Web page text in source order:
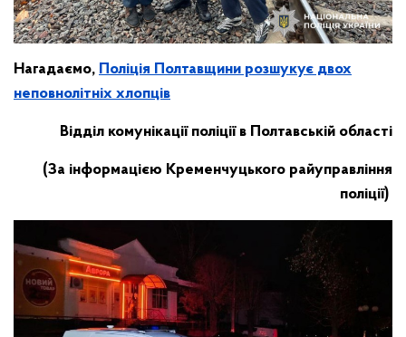
Нагадаємо, Поліція Полтавщини розшукує двох
неповнолітніх хлопців
Відділ комунікації поліції в Полтавській області
(За інформацією Кременчуцького райуправління
поліції)